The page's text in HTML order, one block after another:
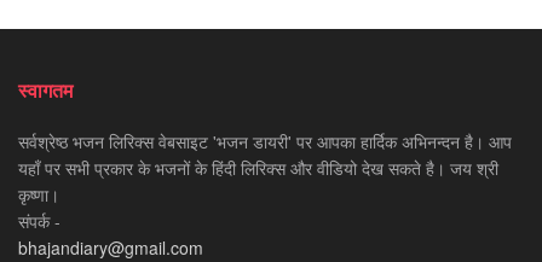
स्वागतम
सर्वश्रेष्ठ भजन लिरिक्स वेबसाइट 'भजन डायरी' पर आपका हार्दिक अभिनन्दन है। आप
यहाँ पर सभी प्रकार के भजनों के हिंदी लिरिक्स और वीडियो देख सकते है। जय श्री
कृष्णा।
संपर्क -
bhajandiary@gmail.com